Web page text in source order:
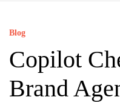
Blog
Copilot
Brand